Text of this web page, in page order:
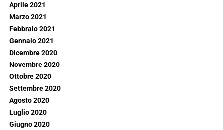
Aprile 2021
Marzo 2021
Febbraio 2021
Gennaio 2021
Dicembre 2020
Novembre 2020
Ottobre 2020
Settembre 2020
Agosto 2020
Luglio 2020
Giugno 2020